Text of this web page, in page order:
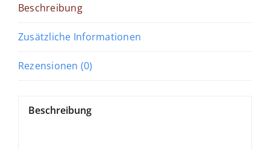
Beschreibung
Zusätzliche Informationen
Rezensionen (0)
Beschreibung